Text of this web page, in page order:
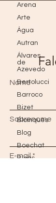
Arena
Arte
Água
Autran
Álvares
de
Azevedo
Bertolucci
Barroco
Bizet
Bloínquês
Blog
Boechat
Blogs
Nome
Sobrenome
E-mail